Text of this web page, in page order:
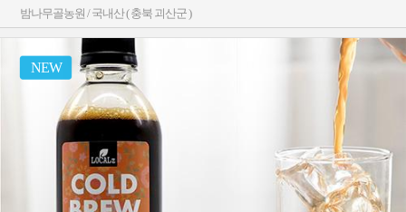
밤나무골농원 / 국내산 ( 충북 괴산군 )
NEW